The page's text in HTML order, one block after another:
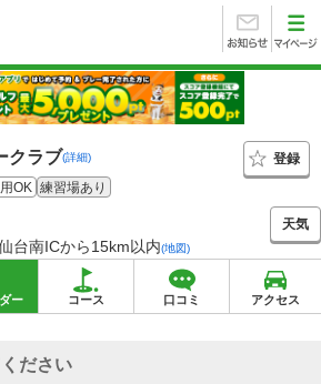
クラブ(詳細)
登録
OK 練習場あり
台南ICから15km以内(地図)
天気
ー コース 口コミ アクセス
ださい